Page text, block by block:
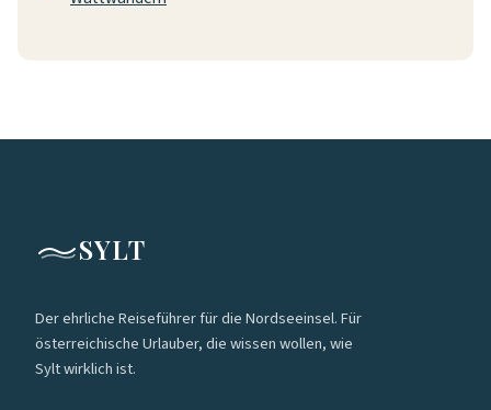
SYLT
Der ehrliche Reiseführer für die Nordseeinsel. Für
österreichische Urlauber, die wissen wollen, wie
Sylt wirklich ist.